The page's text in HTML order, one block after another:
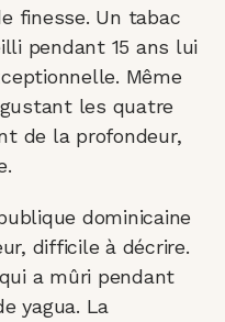
finesse. Un tabac
pendant 15 ans lui
Même
les quatre
de la profondeur,
dominicaine
difficile à décrire.
a mûri pendant
yagua. La